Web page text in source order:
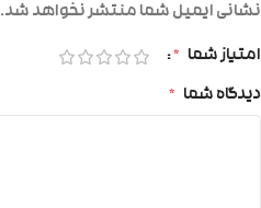
نشانی ایمیل شما منتشر نخواهد شد.
امتیاز شما *
دیدگاه شما *